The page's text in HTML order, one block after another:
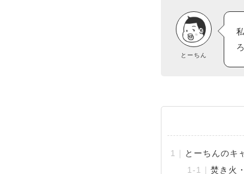
とーちん
とーちんのキ
焚き火